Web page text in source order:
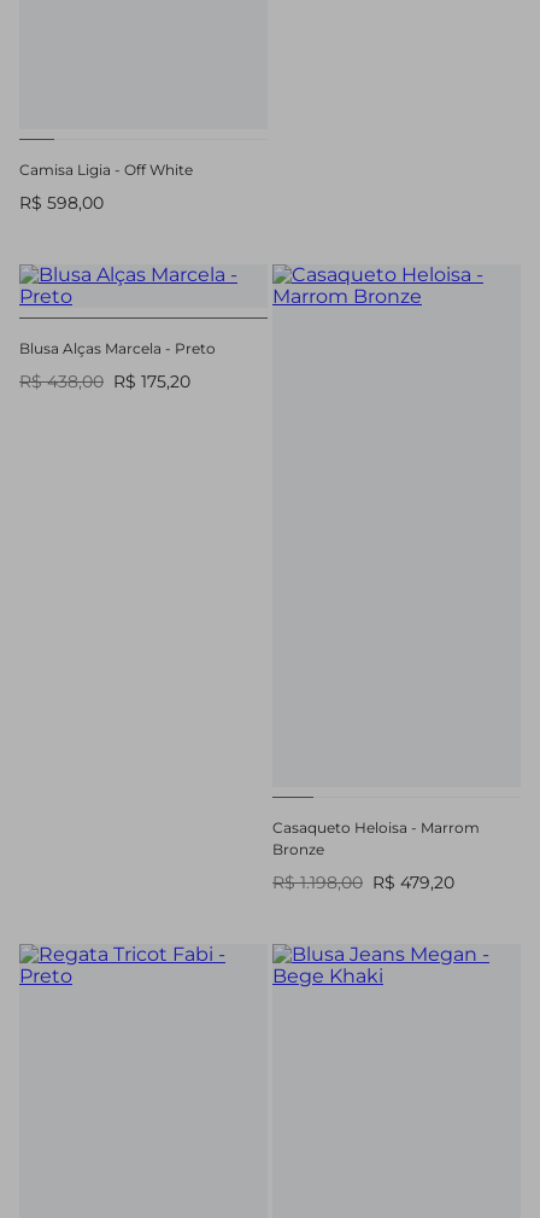
Camisa Ligia - Off White
R$ 598,00
Blusa Alças Marcela - Preto
R$ 438,00 R$ 175,20
Casaqueto Heloisa - Marrom
Bronze
R$ 1.198,00 R$ 479,20